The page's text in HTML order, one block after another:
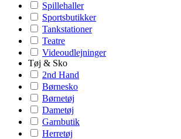
Spillehaller
Sportsbutikker
Tankstationer
Teatre
Videoudlejninger
Tøj & Sko
2nd Hand
Børnesko
Børnetøj
Dametøj
Garnbutik
Herretøj